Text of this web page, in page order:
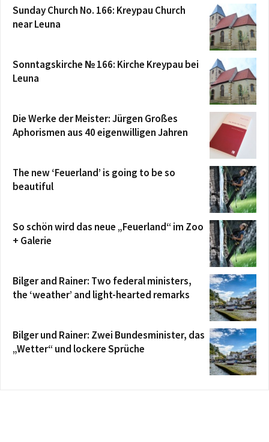
Sunday Church No. 166: Kreypau Church
near Leuna
Sonntagskirche № 166: Kirche Kreypau bei
Leuna
Die Werke der Meister: Jürgen Großes
Aphorismen aus 40 eigenwilligen Jahren
The new ‘Feuerland’ is going to be so
beautiful
So schön wird das neue „Feuerland“ im Zoo
+ Galerie
Bilger and Rainer: Two federal ministers,
the ‘weather’ and light-hearted remarks
Bilger und Rainer: Zwei Bundesminister, das
„Wetter“ und lockere Sprüche